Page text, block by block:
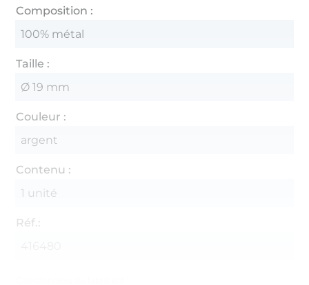
Composition :
100% métal
Taille :
Ø 19 mm
Couleur :
argent
Contenu :
1 unité
Réf.: